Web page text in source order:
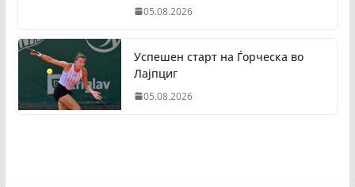
05.08.2026
Успешен старт на Ѓорческа во
Лајпциг
05.08.2026